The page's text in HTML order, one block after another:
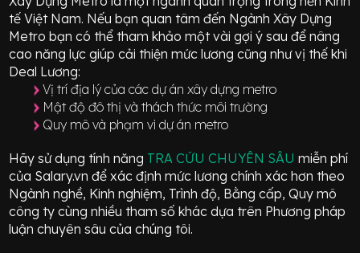
tế Việt Nam. Nếu bạn quan tâm đến NgànhXây Dựng
Metro bạn có thể tham khảo một vài gợi ý sau để nâng
cao năng lực giúp cải thiện mức lương cũng như vị thế khi
Deal Lương:
Vị trí địa lý của các dự án xây dựng metro
Mật độ đô thị và thách thức môi trường
Quy mô và phạm vi dự án metro
Hãy sử dụng tính năng TRA CỨU CHUYÊN SÂUmiễn phí
của Salary.vn để xác định mức lương chính xác hơn theo
Ngành nghề, Kinh nghiệm, Trình độ, Bằng cấp, Quy mô
công ty cùng nhiều tham số khác dựa trên Phương pháp
luận chuyên sâu của chúng tôi.